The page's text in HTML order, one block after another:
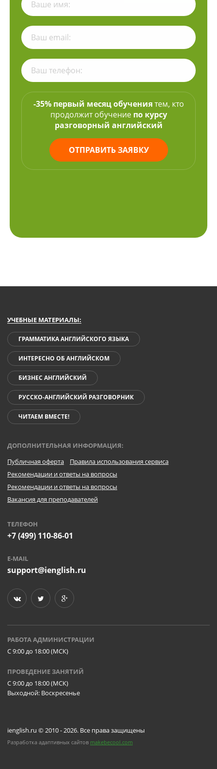
-35% первый месяц обучениятем, кто
продолжит обучение по курсу
разговорный английский
ОТПРАВИТЬ ЗАЯВКУ
УЧЕБНЫЕ МАТЕРИАЛЫ:
ГРАММАТИКА АНГЛИЙСКОГО ЯЗЫКА
ИНТЕРЕСНО ОБ АНГЛИЙСКОМ
БИЗНЕС АНГЛИЙСКИЙ
РУССКО-АНГЛИЙСКИЙ РАЗГОВОРНИК
ЧИТАЕМ ВМЕСТЕ!
ДОПОЛНИТЕЛЬНАЯ ИНФОРМАЦИЯ:
Публичная оферта
Правила использования сервиса
Рекомендации и ответы на вопросы
Рекомендации и ответы на вопросы
Вакансия для преподавателей
ТЕЛЕФОН
+7 (499) 110-86-01
E-MAIL
support@ienglish.ru
РАБОТА АДМИНИСТРАЦИИ
C 9:00 до 18:00 (МСК)
ПРОВЕДЕНИЕ ЗАНЯТИЙ
C 9:00 до 18:00 (МСК)
Выходной: Воскресенье
ienglish.ru © 2010 - 2026. Все права защищены
Разработка адаптивных сайтов makebecool.com